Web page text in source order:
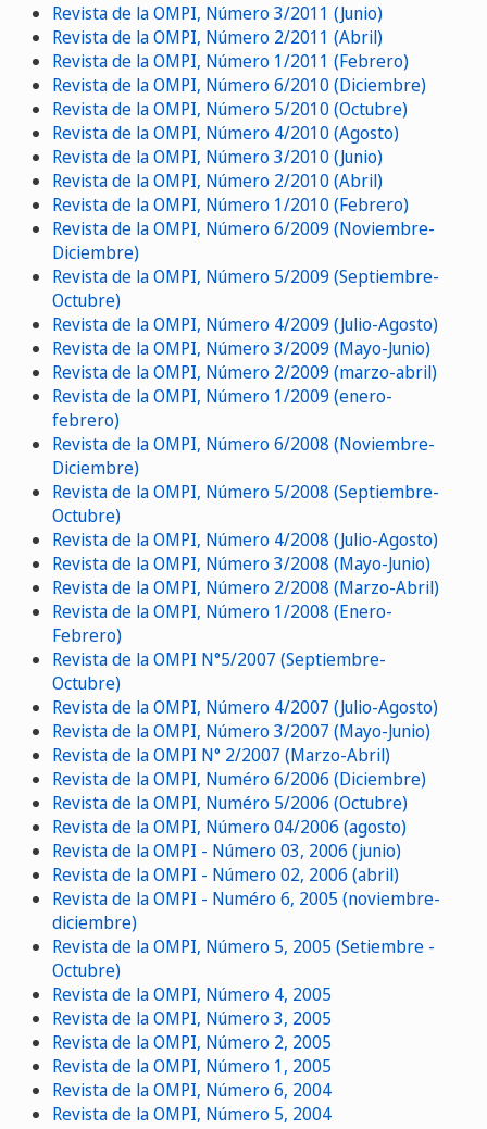
Revista de la OMPI, Número 3/2011 (Junio)
Revista de la OMPI, Número 2/2011 (Abril)
Revista de la OMPI, Número 1/2011 (Febrero)
Revista de la OMPI, Número 6/2010 (Diciembre)
Revista de la OMPI, Número 5/2010 (Octubre)
Revista de la OMPI, Número 4/2010 (Agosto)
Revista de la OMPI, Número 3/2010 (Junio)
Revista de la OMPI, Número 2/2010 (Abril)
Revista de la OMPI, Número 1/2010 (Febrero)
Revista de la OMPI, Número 6/2009 (Noviembre-
Diciembre)
Revista de la OMPI, Número 5/2009 (Septiembre-
Octubre)
Revista de la OMPI, Número 4/2009 (Julio-Agosto)
Revista de la OMPI, Número 3/2009 (Mayo-Junio)
Revista de la OMPI, Número 2/2009 (marzo-abril)
Revista de la OMPI, Número 1/2009 (enero-
febrero)
Revista de la OMPI, Número 6/2008 (Noviembre-
Diciembre)
Revista de la OMPI, Número 5/2008 (Septiembre-
Octubre)
Revista de la OMPI, Número 4/2008 (Julio-Agosto)
Revista de la OMPI, Número 3/2008 (Mayo-Junio)
Revista de la OMPI, Número 2/2008 (Marzo-Abril)
Revista de la OMPI, Número 1/2008 (Enero-
Febrero)
Revista de la OMPI N°5/2007 (Septiembre-
Octubre)
Revista de la OMPI, Número 4/2007 (Julio-Agosto)
Revista de la OMPI, Número 3/2007 (Mayo-Junio)
Revista de la OMPI N° 2/2007 (Marzo-Abril)
Revista de la OMPI, Numéro 6/2006 (Diciembre)
Revista de la OMPI, Numéro 5/2006 (Octubre)
Revista de la OMPI, Número 04/2006 (agosto)
Revista de la OMPI - Número 03, 2006 (junio)
Revista de la OMPI - Número 02, 2006 (abril)
Revista de la OMPI - Numéro 6, 2005 (noviembre-
diciembre)
Revista de la OMPI, Número 5, 2005 (Setiembre -
Octubre)
Revista de la OMPI, Número 4, 2005
Revista de la OMPI, Número 3, 2005
Revista de la OMPI, Número 2, 2005
Revista de la OMPI, Número 1, 2005
Revista de la OMPI, Número 6, 2004
Revista de la OMPI, Número 5, 2004